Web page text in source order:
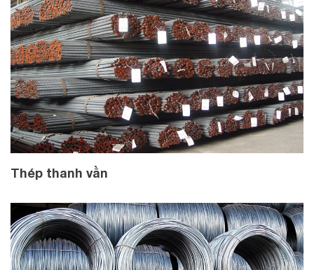
Thép thanh vằn